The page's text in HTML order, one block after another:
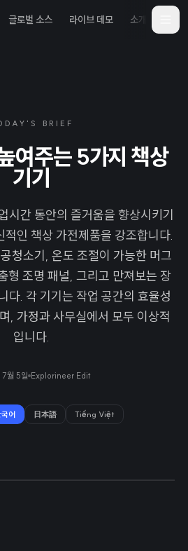
글로벌 소스 라이브 데모 소개
BRIEF
여주는 5가지 책상
기기
시간 동안의 즐거움을 향상시키기
인 책상 가전제품을 강조합니다.
청소기, 온도 조절이 가능한 머그
형 조명 패널, 그리고 만져보는 장
다. 각 기기는 작업 공간의 효율성
, 가정과 사무실에서 모두 이상적
입니다.
월 5일 Explorineer Edit
어 日本語 Tiếng Việt